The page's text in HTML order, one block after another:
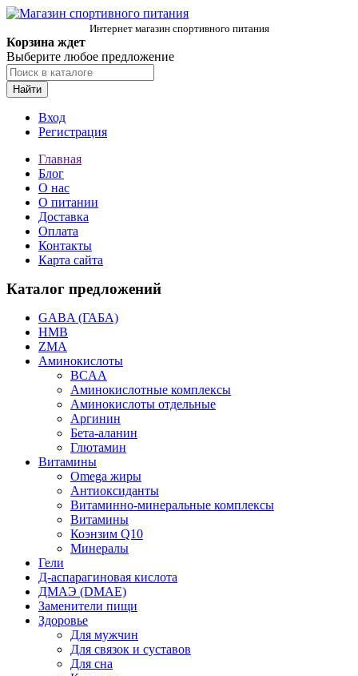
Интернет магазин спортивного питания
Корзина ждет
Выберите любое предложение
Найти
Вход
Регистрация
Главная
Блог
О нас
О питании
Доставка
Оплата
Контакты
Карта сайта
Каталог предложений
GABA (ГАБА)
HMB
ZMA
Аминокислоты
BCAA
Аминокислотные комплексы
Аминокислоты отдельные
Аргинин
Бета-аланин
Глютамин
Витамины
Omega жиры
Антиоксиданты
Витаминно-минеральные комплексы
Витамины
Коэнзим Q10
Минералы
Гели
Д-аспарагиновая кислота
ДМАЭ (DMAE)
Заменители пищи
Здоровье
Для мужчин
Для связок и суставов
Для сна